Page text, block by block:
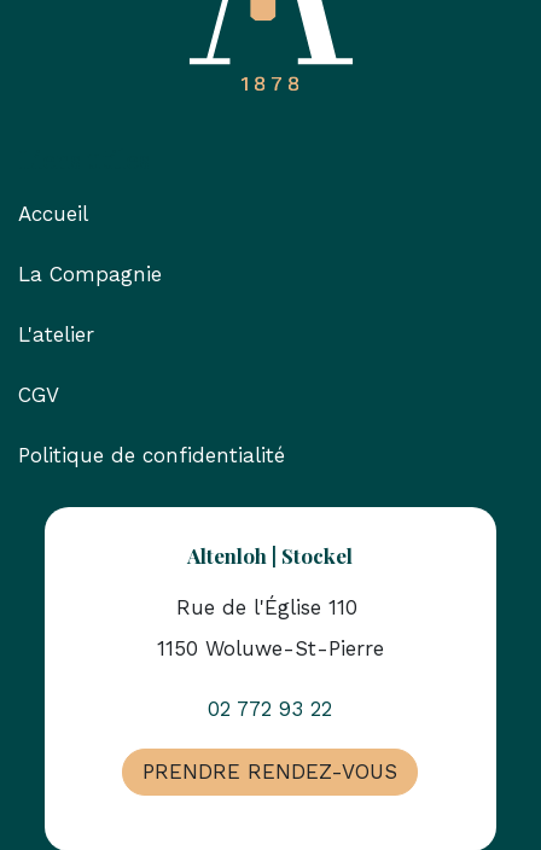
Accueil
La Compagnie
L'atelier
CGV
Politique de confidentialité
Altenloh | Stockel
Rue de l'Église 110
1150 Woluwe-St-Pierre
02 772 93 22
PRENDRE RENDEZ-VOUS